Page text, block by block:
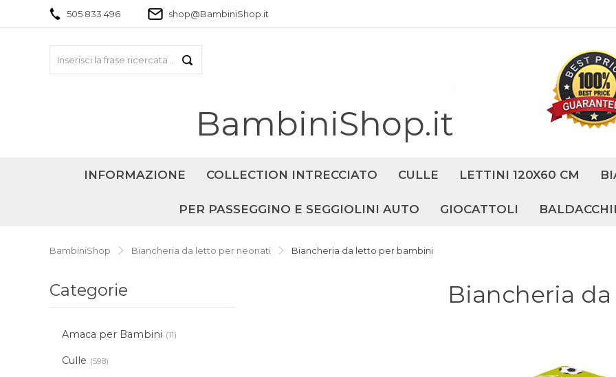
505 833 496 shop@BambiniShop.it
BambiniShop.it
INFORMAZIONE COLLECTION INTRECCIATO CULLE LETTINI 120X60 CM
PER PASSEGGINO E SEGGIOLINI AUTO GIOCATTOLI
BambiniShop Biancheria da letto per neonati Biancheria da letto per bambini
Biancheria
Categorie
Amaca per Bambini (11)
Culle (598)